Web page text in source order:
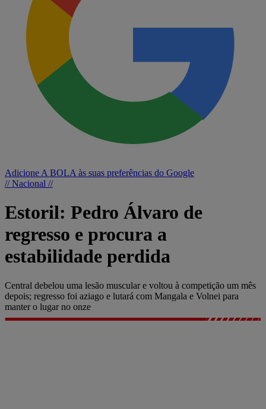
Adicione A BOLA às suas preferências do Google
// Nacional //
Estoril: Pedro Álvaro de
regresso e procura a
estabilidade perdida
Central debelou uma lesão muscular e voltou à competição um mês
depois; regresso foi aziago e lutará com Mangala e Volnei para
manter o lugar no onze